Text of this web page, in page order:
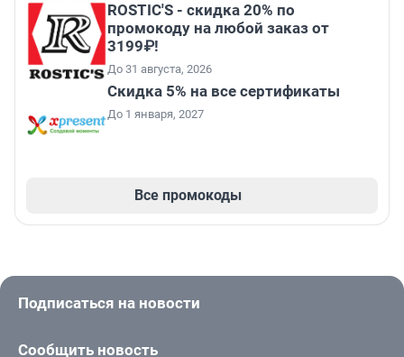
ROSTIC'S - скидка 20% по
промокоду на любой заказ от
3199₽!
До 31 августа, 2026
Скидка 5% на все сертификаты
До 1 января, 2027
Все промокоды
Подписаться на новости
Сообщить новость